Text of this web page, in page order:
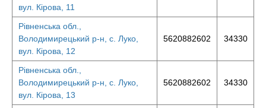
вул. Кірова, 11
Рівненська обл.,
Володимирецький р-н, с. Луко,
вул. Кірова, 12
5620882602 34330
Рівненська обл.,
Володимирецький р-н, с. Луко,
вул. Кірова, 13
5620882602 34330